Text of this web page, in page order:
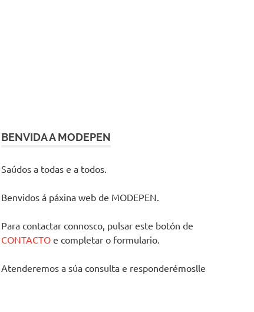
BENVIDA A MODEPEN
Saúdos a todas e a todos.
Benvidos á páxina web de MODEPEN.
Para contactar connosco, pulsar este botón de
CONTACTO e completar o formulario.
Atenderemos a súa consulta e responderémoslle